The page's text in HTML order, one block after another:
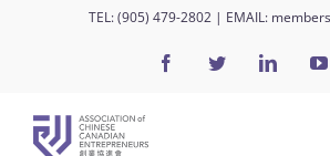
TEL:(905) 479-2802| EMAIL:
FacebookTwitterLinkedIn